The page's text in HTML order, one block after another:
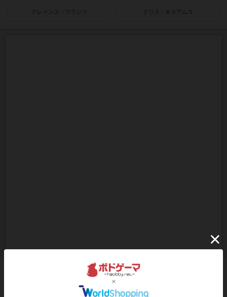
クレメンス・フランツ クリス・キリアムス
ボドゲーマのアプリ版はこちら